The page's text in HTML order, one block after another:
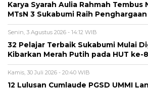
Karya Syarah Aulia Rahmah Tembus
MTsN 3 Sukabumi Raih
Senin, 3 Agustus 2026 - 14:12 WIB
32 Pelajar Terbaik Sukabumi Mulai
Kibarkan Merah Putih pada HUT ke-
Kamis, 30 Juli 2026 - 20:40 WIB
12 Lulusan Cumlaude PGSD UMMI